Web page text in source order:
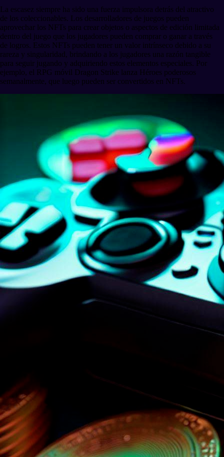
La escasez siempre ha sido una fuerza impulsora detrás del atractivo
de los coleccionables. Los desarrolladores de juegos pueden
aprovechar los NFTs para crear objetos o aspectos de edición limitada
dentro del juego que los jugadores pueden comprar o ganar a través
de logros. Estos NFTs pueden tener un valor intrínseco debido a su
rareza y singularidad, brindando a los jugadores una razón tangible
para seguir jugando y adquiriendo estos elementos especiales. Por
ejemplo, el RPG móvil Dragon Strike lanza Héroes poderosos
semanalmente, que luego pueden ser convertidos en NFTs.